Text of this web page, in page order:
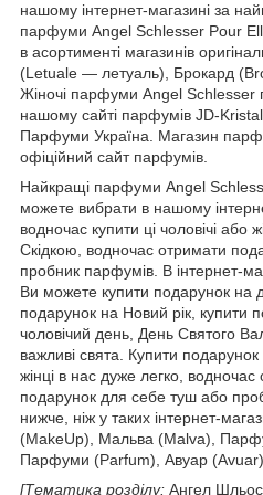
нашому інтернет-магазині за
парфуми Angel Schlesser Pour
в асортименті магазинів
(Letuale — летуаль), Брокард
Жіночі парфуми Angel Schlesser
нашому сайті парфумів JD-
Парфуми Україна. Магазин
офіційний сайт парфумів.
Найкращі парфуми Angel
можете вибрати в нашому
водночас купити ці чоловічі або
Скідкою, водночас отримати
пробник парфумів. В інтернет-
Ви можете купити подарунок на
подарунок на Новий рік, купити
чоловічий день, День Святого
важливі свята. Купити
жінці в нас дуже легко,
подарунок для себе туш або
нижче, ніж у таких інтернет-
(MakeUp), Мальва (Malva),
Парфуми (Parfum), Авуар
[Тематика розділу: Ангел